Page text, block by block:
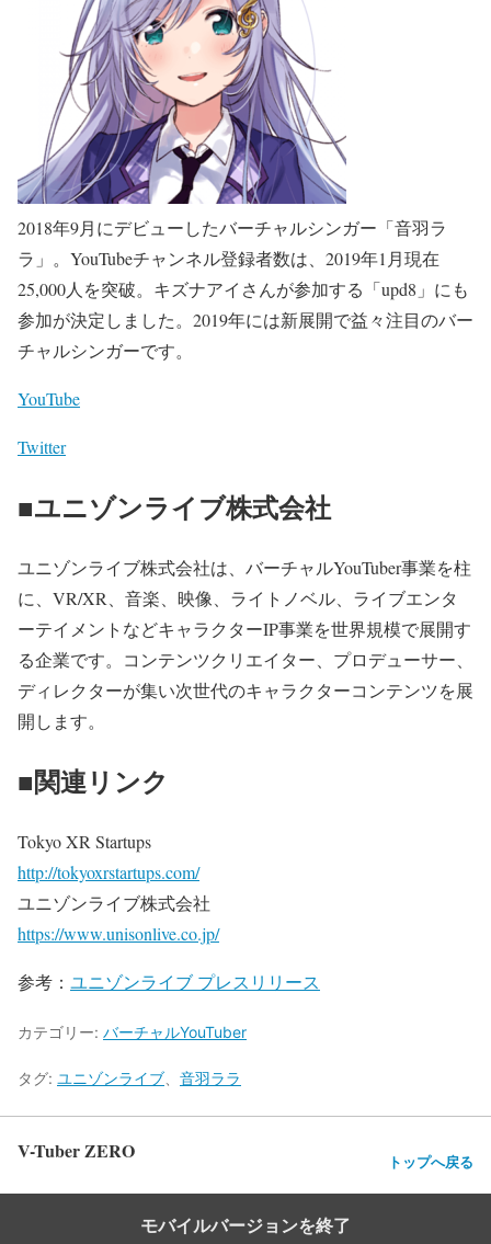
2018年9月にデビューしたバーチャルシンガー「音羽ラ
ラ」。YouTubeチャンネル登録者数は、2019年1月現在
25,000人を突破。キズナアイさんが参加する「upd8」にも
参加が決定しました。2019年には新展開で益々注目のバー
チャルシンガーです。
YouTube
Twitter
■ユニゾンライブ株式会社
ユニゾンライブ株式会社は、バーチャルYouTuber事業を柱
に、VR/XR、音楽、映像、ライトノベル、ライブエンタ
ーテイメントなどキャラクターIP事業を世界規模で展開す
る企業です。コンテンツクリエイター、プロデューサー、
ディレクターが集い次世代のキャラクターコンテンツを展
開します。
■関連リンク
Tokyo XR Startups
http://tokyoxrstartups.com/
ユニゾンライブ株式会社
https://www.unisonlive.co.jp/
参考： ユニゾンライブ プレスリリース
カテゴリー: バーチャルYouTuber
タグ: ユニゾンライブ 音羽ララ
V-Tuber ZERO トップへ戻る
モバイルバージョンを終了